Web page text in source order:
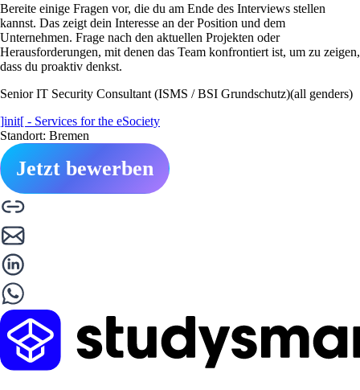
Bereite einige Fragen vor, die du am Ende des Interviews stellen
kannst. Das zeigt dein Interesse an der Position und dem
Unternehmen. Frage nach den aktuellen Projekten oder
Herausforderungen, mit denen das Team konfrontiert ist, um zu zeigen,
dass du proaktiv denkst.
Senior IT Security Consultant (ISMS / BSI Grundschutz)(all genders)
]init[ - Services for the eSociety
Standort: Bremen
Jetzt bewerben